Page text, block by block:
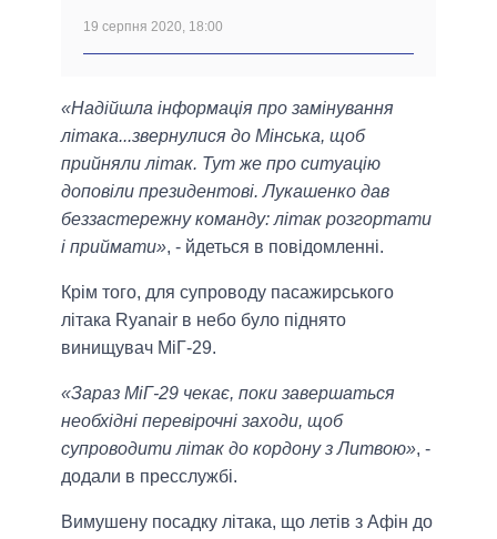
19 серпня 2020, 18:00
«Надійшла інформація про замінування
літака...звернулися до Мінська, щоб
прийняли літак. Тут же про ситуацію
доповіли президентові. Лукашенко дав
беззастережну команду: літак розгортати
і приймати», - йдеться в повідомленні.
Крім того, для супроводу пасажирського
літака Ryanair в небо було піднято
винищувач МіГ-29.
«Зараз МіГ-29 чекає, поки завершаться
необхідні перевірочні заходи, щоб
супроводити літак до кордону з Литвою», -
додали в пресслужбі.
Вимушену посадку літака, що летів з Афін до